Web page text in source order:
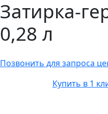
Затирка-
0,28 л
Позвонить для запроса
Купить в 1